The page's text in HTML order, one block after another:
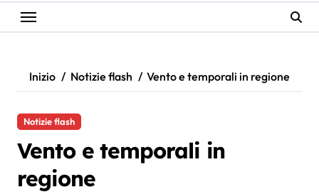
Inizio Notizie flash Vento e temporali in regione
Notizie flash
Vento e temporali in
regione